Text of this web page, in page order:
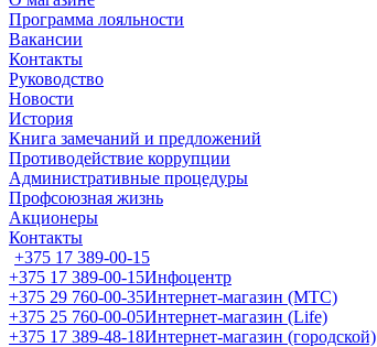
Программа лояльности
Вакансии
Контакты
Руководство
Новости
История
Книга замечаний и предложений
Противодействие коррупции
Административные процедуры
Профсоюзная жизнь
Акционеры
Контакты
+375 17 389-00-15
+375 17 389-00-15Инфоцентр
+375 29 760-00-35Интернет-магазин (МТС)
+375 25 760-00-05Интернет-магазин (Life)
+375 17 389-48-18Интернет-магазин (городской)